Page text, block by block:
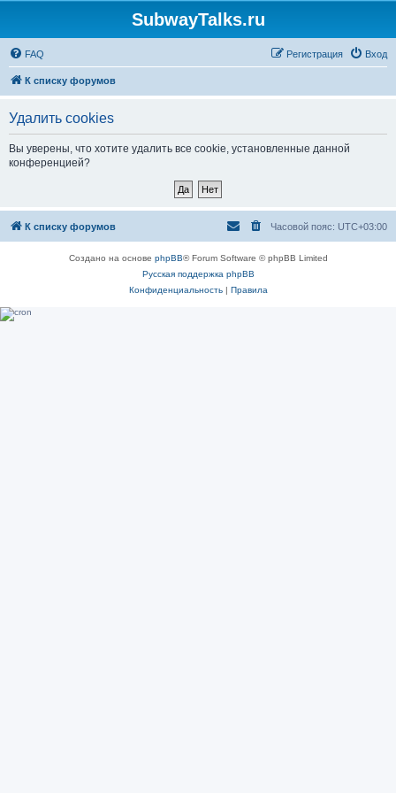
SubwayTalks.ru
FAQ Вход
Регистрация
К списку форумов
Удалить cookies
Вы уверены, что хотите удалить все cookie, установленные данной
конференцией?
К списку форумов Часовой пояс: UTC+03:00
Создано на основе phpBB® Forum Software © phpBB Limited
Русская поддержка phpBB
Конфиденциальность| Правила